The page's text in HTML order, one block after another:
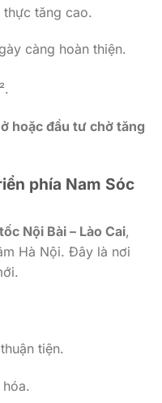
thực tăng cao.
càng hoàn thiện.
hoặc đầu tư chờ tăng
phía Nam Sóc
Nội Bài – Lào Cai,
Hà Nội. Đây là nơi
tiện.